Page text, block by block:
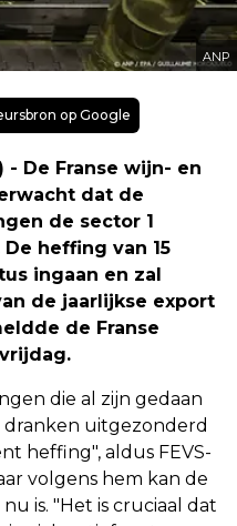
ANP
op Google
- De Franse wijn- en
dat de
de sector 1
heffing van 15
ingaan en zal
de jaarlijkse export
de Franse
die al zijn gedaan
uitgezonderd
heffing", aldus FEVS-
volgens hem kan de
is. "Het is cruciaal dat